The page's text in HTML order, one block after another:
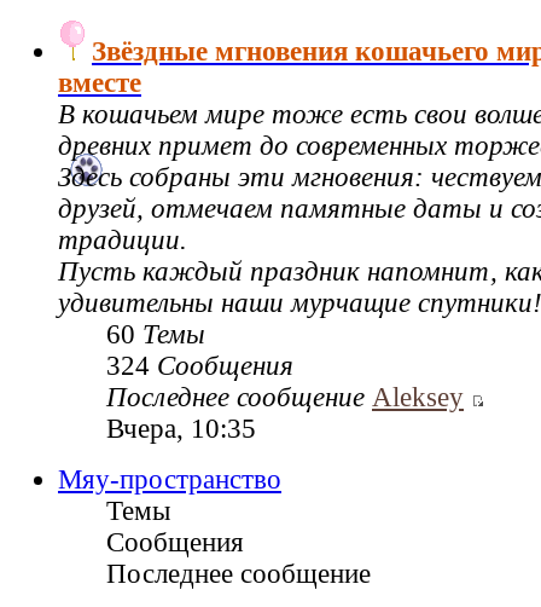
Звёздные мгновения кошачьего
вместе
В кошачьем мире тоже есть свои
древних примет до современных
Здесь собраны эти мгновения:
друзей, отмечаем памятные даты и
традиции.
Пусть каждый праздник напомнит,
удивительны наши мурчащие спутники!
60 Темы
324 Сообщения
Последнее сообщение Aleksey
Вчера, 10:35
Мяу-пространство
Темы
Сообщения
Последнее сообщение